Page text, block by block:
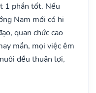
1 phần tốt. Nếu
Nam mới có hi
quan chức cao
mắn, mọi việc êm
đều thuận lợi,